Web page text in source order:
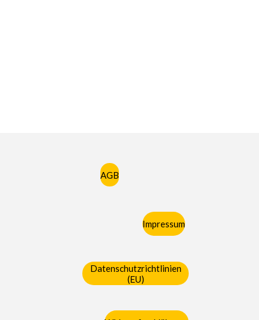
AGB
Impressum
Datenschutzrichtlinien
(EU)